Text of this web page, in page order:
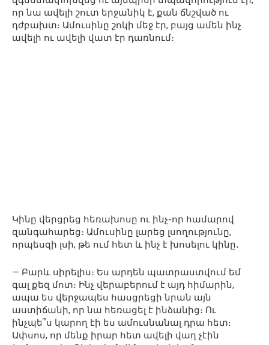
որ նա ավելի շուտ երջանիկ է, քան ճնշված ու
դժբախտ։ Ամուսինը շոկի մեջ էր, բայց ամեն ինչ
ավելի ու ավելի վատ էր դառնում։
Կինը վերցրեց հեռախոսը ու ինչ-որ համարով
զանգահարեց։ Ամուսինը լարեց լսողությունը,
որպեսզի լսի, թե ում հետ և ինչ է խոսելու կինը․
— Բարև սիրելիս։ Ես արդեն պատրաստվում եմ
գալ քեզ մոտ։ Ինչ վերաբերում է այդ հիմարին,
ապա ես վերջապես հասցրեցի նրան այն
աստիճանի, որ նա հեռացել է ինձանից։ Ու
ինչպե՞ս կարող էի ես ամուսնանալ դրա հետ։
Ափսոս, որ մենք իրար հետ ավելի վաղ չէին